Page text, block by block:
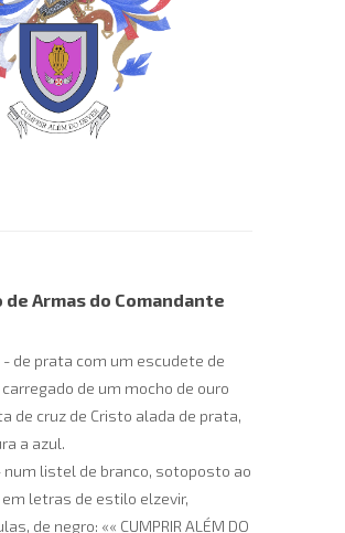
de Armas do Comandante
- de prata com um escudete de
de um mocho de ouro
de cruz de Cristo alada de prata,
a azul.
num listel de branco, sotoposto ao
em letras de estilo elzevir,
de negro: «« CUMPRIR ALÉM DO